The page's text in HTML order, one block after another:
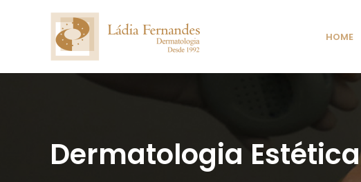
HOME
Dermatologia Estética